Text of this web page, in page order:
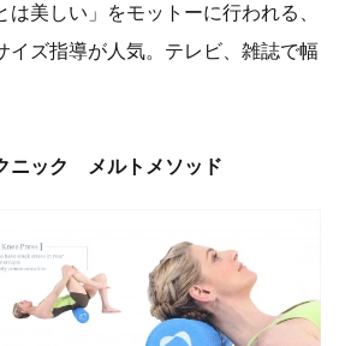
は美しい」をモットーに行われる、
イズ指導が人気。テレビ、雑誌で幅
ニック メルトメソッド